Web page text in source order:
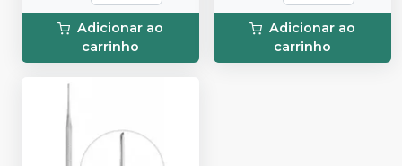
Adicionar ao
carrinho
Adicionar ao
carrinho